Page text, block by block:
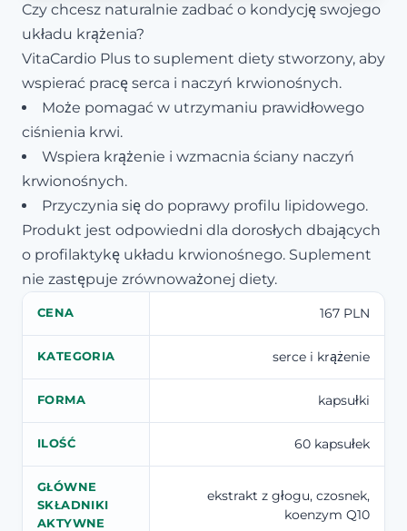
Czy chcesz naturalnie zadbać o kondycję swojego
układu krążenia?
VitaCardio Plus to suplement diety stworzony, aby
wspierać pracę serca i naczyń krwionośnych.
Może pomagać w utrzymaniu prawidłowego
ciśnienia krwi.
Wspiera krążenie i wzmacnia ściany naczyń
krwionośnych.
Przyczynia się do poprawy profilu lipidowego.
Produkt jest odpowiedni dla dorosłych dbających
o profilaktykę układu krwionośnego. Suplement
nie zastępuje zrównoważonej diety.
CENA 167 PLN
KATEGORIA serce i krążenie
FORMA kapsułki
ILOŚĆ 60 kapsułek
GŁÓWNE
SKŁADNIKI
AKTYWNE
ekstrakt z głogu, czosnek,
koenzym Q10